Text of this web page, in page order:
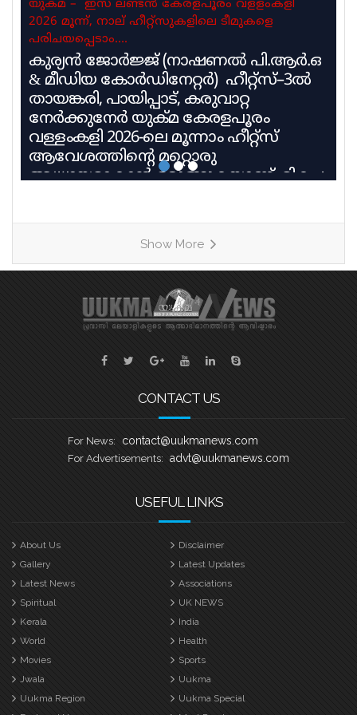
യുക്മ – ഇസ ലണ്ടൻ കേരളപൂരം വളളംകളി
2026 മൂന്ന്, നാല് ഹീറ്റ്സുകളിലെ ടീമുകളെ
പരിചയപ്പെടാം….
കുര്യൻ ജോർജ്ജ് (നാഷണൽ പി.ആർ.ഒ
& മീഡിയ കോർഡിനേറ്റർ) ഹീറ്റ്സ്–3ൽ
തായങ്കരി, പായിപ്പാട്, കരുവാറ്റ
നേർക്കുനേർ യുക്മ കേരളപൂരം
വള്ളംകളി 2026-ലെ മൂന്നാം ഹീറ്റ്സ്
ആവേശത്തിന്റെ മറ്റൊരു
അധ്യായമാകാൻ ഒരുങ്ങുകയാണ്. മികച്ച
ടീമുകളാണ് ഹീറ്റ്സ്–3ൽ നേർക്കുനേർ
എത്തുന്നത്. തായങ്കരി, പായിപ്പാട്,
കരുവാറ്റ എന്നീ ചരിത്രപ്രസിദ്ധമായ
ചുണ്ടൻവള്ളങ്ങളുടെ പേരിലാണ്
യുകെയിലെ പ്രമുഖ ബോട്ട് ക്ലബ്ബുകൾ
ശക്തി തെളിയിക്കാൻ എത്തുന്നത്.
ബാസറ്റ്ലോ
Show More
CONTACT US
For News: contact@uukmanews.com
For Advertisements: advt@uukmanews.com
USEFUL LINKS
About Us
Disclaimer
Gallery
Latest Updates
Latest News
Associations
Spiritual
UK NEWS
Kerala
India
World
Health
Movies
Sports
Jwala
Uukma
Uukma Region
Uukma Special